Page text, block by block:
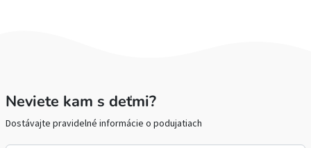
Neviete kam s deťmi?
Dostávajte pravidelné informácie o podujatiach